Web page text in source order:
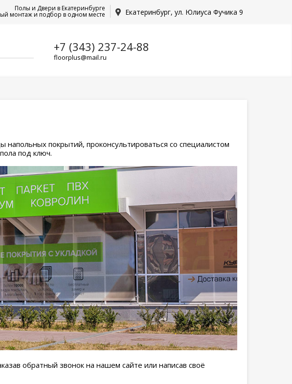
Екатеринбург, ул. Юлиуса Фучика 9
Полы и Двери в Екатеринбурге
монтаж и подбор в одном месте
+7 (343) 237-24-88
floorplus@mail.ru
покрытий, проконсультироваться со специалистом
под ключ.
обратный звонок на нашем сайте или написав своё